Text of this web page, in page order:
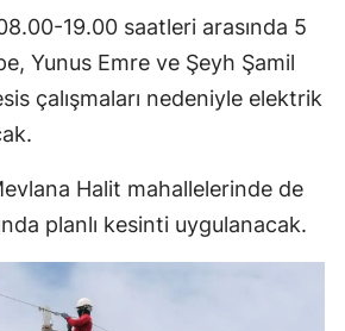
19.00 saatleri arasında 5
Yunus Emre ve Şeyh Şamil
çalışmaları nedeniyle elektrik
Halit mahallelerinde de
planlı kesinti uygulanacak.